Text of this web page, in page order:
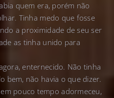
quem era, porém não
Tinha medo que fosse
a proximidade de seu ser
as tinha unido para
enternecido. Não tinha
bem, não havia o que dizer.
pouco tempo adormeceu,